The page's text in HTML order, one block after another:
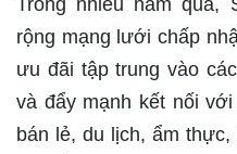
rộng mạng lưới chấp
ưu đãi tập trung vào
và đẩy mạnh kết nối
bán lẻ, du lịch, ẩm